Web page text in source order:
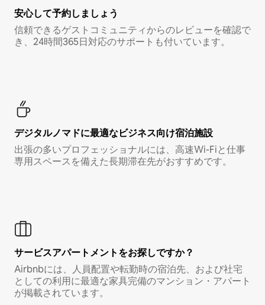
安心して予約しましょう
信頼できるゲストコミュニティからのレビューを確認で
き、24時間365日対応のサポートも付いています。
デジタルノマド⁠に最⁠適⁠なビ⁠ジ⁠ネ⁠ス⁠向⁠け宿⁠泊⁠施⁠設
出張の多いプロフェッショナルには、高速Wi-Fiと仕事
専用スペースを備えた長期滞在先がおすすめです。
サービスアパートメントをお探しですか？
Airbnbには、人員配置や転勤時の宿泊先、および社宅
としての利用に最適な家具完備のマンション・アパート
が掲載されています。